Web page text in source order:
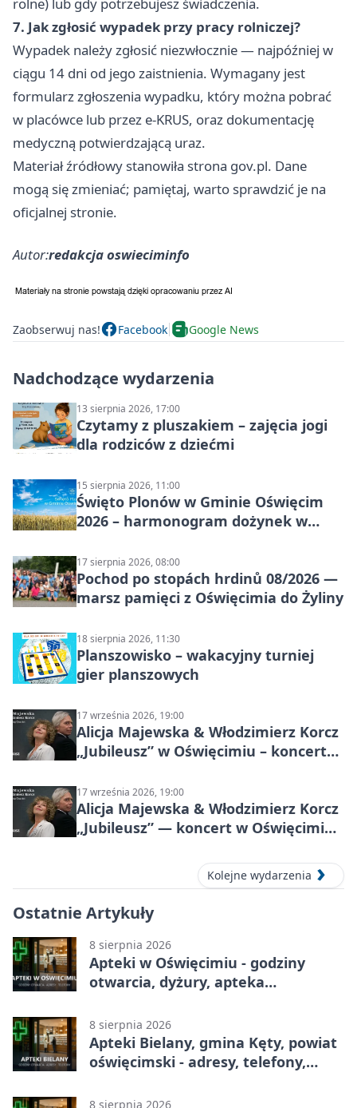
rolne) lub gdy potrzebujesz świadczenia.
7. Jak zgłosić wypadek przy pracy rolniczej?
Wypadek należy zgłosić niezwłocznie — najpóźniej w
ciągu 14 dni od jego zaistnienia. Wymagany jest
formularz zgłoszenia wypadku, który można pobrać
w placówce lub przez e-KRUS, oraz dokumentację
medyczną potwierdzającą uraz.
Materiał źródłowy stanowiła strona gov.pl. Dane
mogą się zmieniać; pamiętaj, warto sprawdzić je na
oficjalnej stronie.
Autor:redakcja oswieciminfo
Zaobserwuj nas! Facebook Google News
Nadchodzące wydarzenia
13 sierpnia 2026, 17:00
Czytamy z pluszakiem – zajęcia jogi
dla rodziców z dziećmi
15 sierpnia 2026, 11:00
Święto Plonów w Gminie Oświęcim
2026 – harmonogram dożynek w
17 sierpnia 2026, 08:00
Pochod po stopách hrdinů 08/2026 —
marsz pamięci z Oświęcimia do Żyliny
18 sierpnia 2026, 11:30
Planszowisko – wakacyjny turniej
gier planszowych
17 września 2026, 19:00
Alicja Majewska & Włodzimierz Korcz
„Jubileusz” w Oświęcimiu – koncert
17 września 2026, 19:00
Alicja Majewska & Włodzimierz Korcz
„Jubileusz” — koncert w Oświęcimiu,
Kolejne wydarzenia
Ostatnie Artykuły
8 sierpnia 2026
Apteki w Oświęcimiu - godziny
otwarcia, dyżury, apteka
8 sierpnia 2026
Apteki Bielany, gmina Kęty, powiat
oświęcimski - adresy, telefony,
8 sierpnia 2026